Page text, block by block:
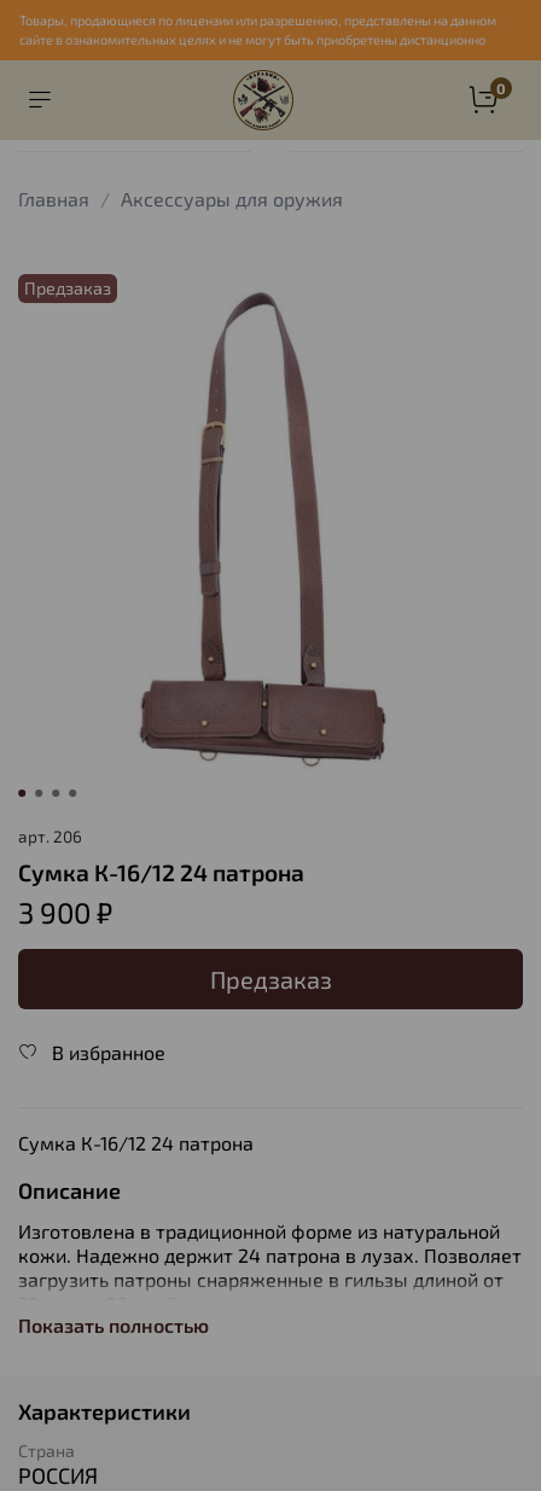
Товары, продающиеся по лицензии или разрешению, представлены на данном
сайте в ознакомительных целях и не могут быть приобретены дистанционно
0
Главная Аксессуары для оружия
Предзаказ
арт. 206
Сумка К-16/12 24 патрона
3 900 ₽
Предзаказ
В избранное
Сумка К-16/12 24 патрона
Описание
Изготовлена в традиционной форме из натуральной
кожи. Надежно держит 24 патрона в лузах. Позволяет
загрузить патроны снаряженные в гильзы длиной от
патронов от не погоды. В производстве используется
оборудовании, что гарантирует высокое качество
изделий. Изделие украшено миниатюрами охотничей
тематики, нанесенным методом горячего тиснения.
Для производства используется элитная кожа
Показать полностью
Характеристики
Страна
РОССИЯ